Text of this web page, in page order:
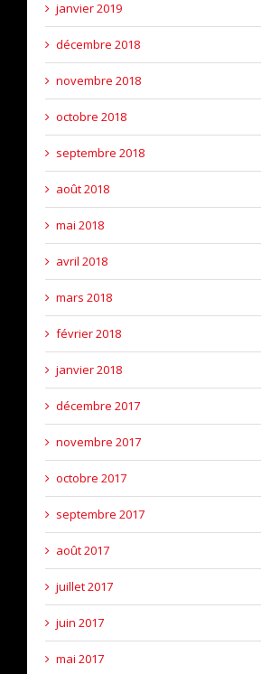
janvier 2019
décembre 2018
novembre 2018
octobre 2018
septembre 2018
août 2018
mai 2018
avril 2018
mars 2018
février 2018
janvier 2018
décembre 2017
novembre 2017
octobre 2017
septembre 2017
août 2017
juillet 2017
juin 2017
mai 2017